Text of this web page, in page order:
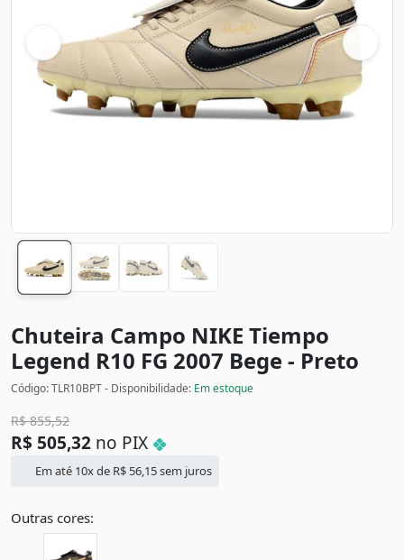
Chuteira Campo NIKE Tiempo
Legend R10 FG 2007 Bege - Preto
Código: TLR10BPT - Disponibilidade: Em estoque
R$855,52
R$ 505,32 no PIX
Em até 10x de R$ 56,15sem juros
Outras cores: